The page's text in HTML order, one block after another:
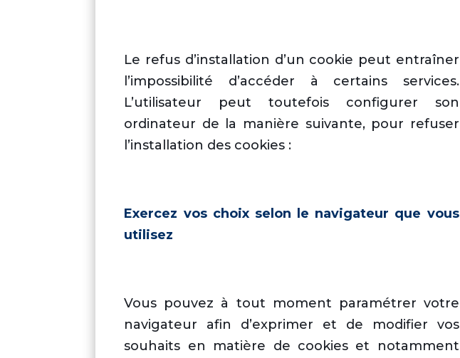
Le refus d’installation d’un cookie peut entraîner
l’impossibilité d’accéder à certains services.
L’utilisateur peut toutefois configurer son
ordinateur de la manière suivante, pour refuser
l’installation des cookies :
Exercez vos choix selon le navigateur que vous
utilisez
Vous pouvez à tout moment paramétrer votre
navigateur afin d’exprimer et de modifier vos
souhaits en matière de cookies et notamment